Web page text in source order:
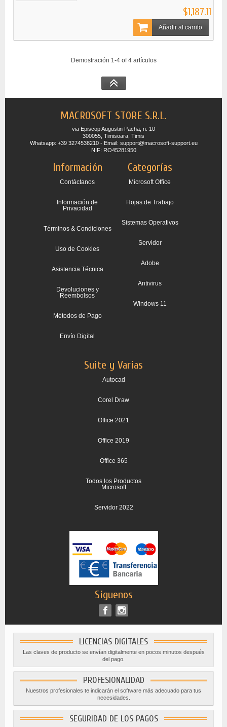
$1,187.11
Añadir al carrito
Demostración 1-4 of 4 artículos
MACROSOFT STORE S.R.L.
via Episcop Augustin Pacha, n. 10
300055, Timisoara, Timis
Whatsapp: +39 3274538210 - Email: support@macrosoft-support.eu
NIF: RO45281950
Información
Contáctanos
Información de
Privacidad
Términos & Condiciones
Uso de Cookies
Asistencia Técnica
Devoluciones y
Reembolsos
Métodos de Pago
Envío Digital
Categorías
Microsoft Office
Hojas de Trabajo
Sistemas Operativos
Servidor
Adobe
Antivirus
Windows 11
Suite y Varias
Autocad
Corel Draw
Office 2021
Office 2019
Office 365
Todos los Productos
Microsoft
Servidor 2022
Síguenos
LICENCIAS DIGITALES
Las claves de producto se envían digitalmente en pocos minutos después
del pago.
PROFESIONALIDAD
Nuestros profesionales te indicarán el software más adecuado para tus
necesidades.
SEGURIDAD DE LOS PAGOS